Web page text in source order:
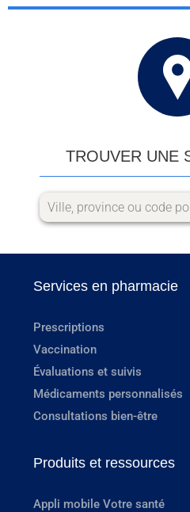
TROUVER UNE
Services en pharmacie
Prescriptions
Vaccination
Évaluations et suivis
Médicaments personnalisés
Consultations bien-être
Produits et ressources
Appli mobile Votre santé